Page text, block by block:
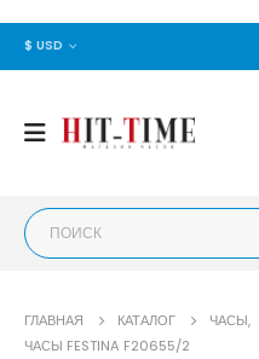
$ USD
ГЛАВНАЯ КАТАЛОГ ЧАСЫ,
ЧАСЫ FESTINA F20655/2